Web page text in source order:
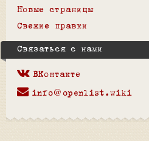
Новые страницы
Свежие правки
Связаться с нами
ВКонтакте
info@openlist.wiki